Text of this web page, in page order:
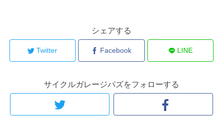
シェアする
Twitter Facebook LINE
サイクルガレージパズをフォローする